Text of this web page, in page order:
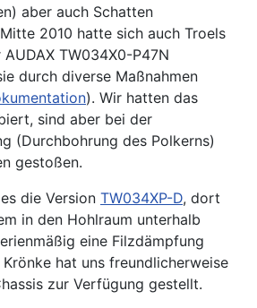
aber auch Schatten
2010 hatte sich auch Troels
TW034X0-P47N
durch diverse Maßnahmen
). Wir hatten das
sind aber bei der
(Durchbohrung des Polkerns)
gestoßen.
die Version TW034XP-D, dort
in den Hohlraum unterhalb
eine Filzdämpfung
hat uns freundlicherweise
zur Verfügung gestellt.